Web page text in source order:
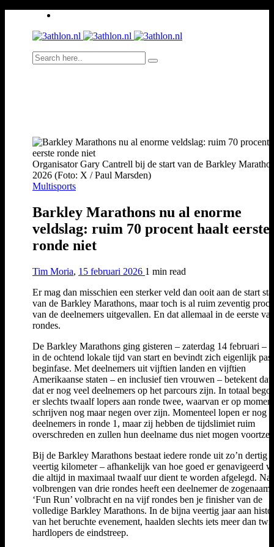
Organisator Gary Cantrell bij de start van de Barkley
2026 (Foto: X / Paul Marsden)
Multisports
Barkley Marathons nu al enorme
veldslag: ruim 70 procent haalt eerste
ronde niet
Tim Moria, 15 februari 2026 1 min read
Er mag dan misschien een sterker veld dan ooit aan de start
van de Barkley Marathons, maar toch is al ruim zeventig
van de deelnemers uitgevallen. En dat allemaal in de eerste
rondes.
De Barkley Marathons ging gisteren – zaterdag 14 februari –
in de ochtend lokale tijd van start en bevindt zich eigenlijk pas
beginfase. Met deelnemers uit vijftien landen en vijftien
Amerikaanse staten – en inclusief tien vrouwen – betekent dat
dat er nog veel deelnemers op het parcours zijn. In totaal
er slechts twaalf lopers aan ronde twee, waarvan er op
schrijven nog maar negen over zijn. Momenteel lopen er nog
deelnemers in ronde 1, maar zij hebben de tijdslimiet ruim
overschreden en zullen hun deelname dus niet mogen
Bij de Barkley Marathons bestaat iedere ronde uit zo’n dertig
veertig kilometer – afhankelijk van hoe goed er genavigeerd
die altijd in maximaal twaalf uur dient te worden afgelegd. Na
volbrengen van drie rondes heeft een deelnemer de
‘Fun Run’ volbracht en na vijf rondes ben je finisher van de
volledige Barkley Marathons. In de bijna veertig jaar aan
van het beruchte evenement, haalden slechts iets meer dan
hardlopers de eindstreep.